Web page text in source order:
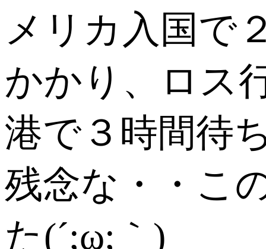
メリカ入国で
かかり、ロス
港で３時間待
残念な・・こ
た(´;ω;｀)